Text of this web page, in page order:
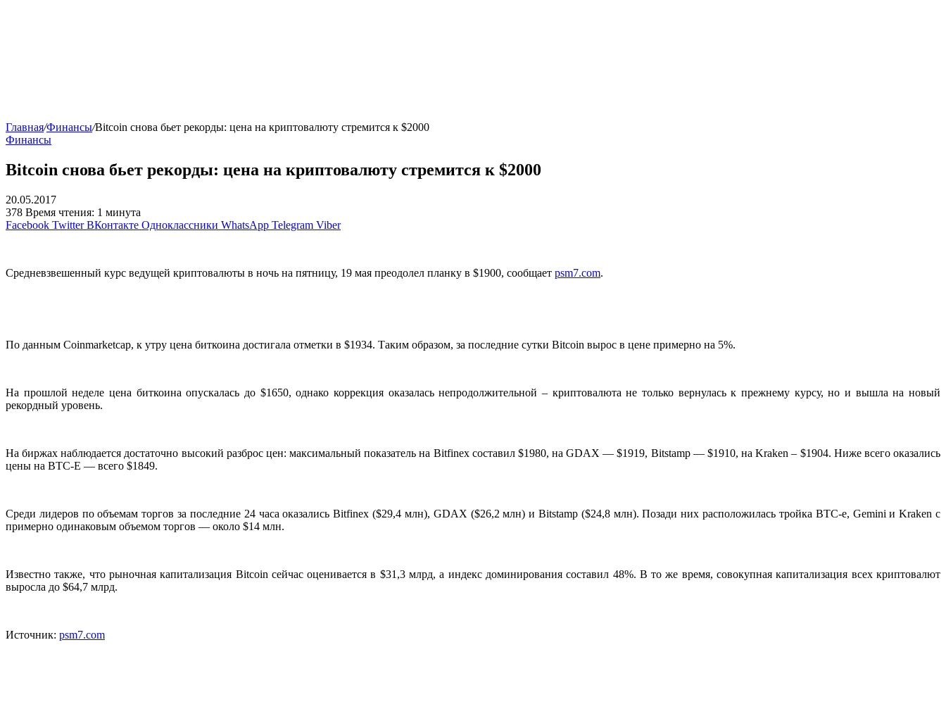
Главная/Финансы/Bitcoin снова бьет рекорды: цена на криптовалюту стремится к $2000
Финансы
Bitcoin снова бьет рекорды: цена на криптовалюту стремится к $2000
20.05.2017
378 Время чтения: 1 минута
Facebook Twitter ВКонтакте Одноклассники WhatsApp Telegram Viber
Средневзвешенный курс ведущей криптовалюты в ночь на пятницу, 19 мая преодолел планку в $1900, сообщает psm7.com.
По данным Coinmarketcap, к утру цена биткоина достигала отметки в $1934. Таким образом, за последние сутки Bitcoin вырос в цене примерно на 5%.
На прошлой неделе цена биткоина опускалась до $1650, однако коррекция оказалась непродолжительной – криптовалюта не только вернулась к прежнему курсу, но и вышла на новый
рекордный уровень.
На биржах наблюдается достаточно высокий разброс цен: максимальный показатель на Bitfinex составил $1980, на GDAX — $1919, Bitstamp — $1910, на Kraken – $1904. Ниже всего оказались
цены на BTC-E — всего $1849.
Среди лидеров по объемам торгов за последние 24 часа оказались Bitfinex ($29,4 млн), GDAX ($26,2 млн) и Bitstamp ($24,8 млн). Позади них расположилась тройка BTC-e, Gemini и Kraken с
примерно одинаковым объемом торгов — около $14 млн.
Известно также, что рыночная капитализация Bitcoin сейчас оценивается в $31,3 млрд, а индекс доминирования составил 48%. В то же время, совокупная капитализация всех криптовалют
выросла до $64,7 млрд.
Источник: psm7.com